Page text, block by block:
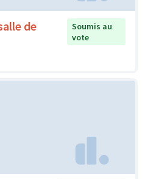
de
Soumis au
vote